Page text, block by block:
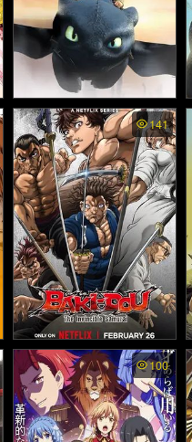
Dragons Defenders of Ber
k ss2 พากย์ไทย - อภินิหารไ
วกิ้งพิชิตมังกร ภาค2 (201
6)
141
BAKI DOU The Invincible
Samurai พากย์ไทย - บากิ จ
อมระห่ำ: ซามูไรไร้เทียมทา
น (2026)
100